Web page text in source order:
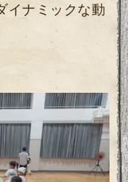
イナミックな動